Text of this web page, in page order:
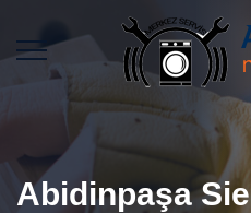
Abidinpaşa